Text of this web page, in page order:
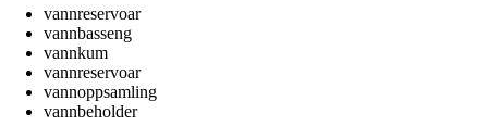
vannreservoar
vannbasseng
vannkum
vannreservoar
vannoppsamling
vannbeholder